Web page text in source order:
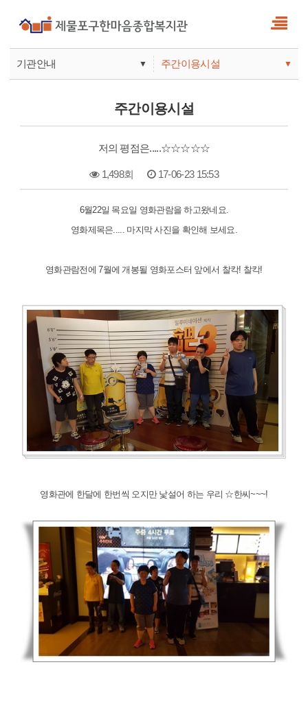
기관안내 ▼
기관안내
주간이용시설 ▼
주간보호
주간이용시설
저의 평점은.....☆☆☆☆☆
1,498회 17-06-23 15:53
6월22일 목요일 영화관람을 하고왔네요.
영화제목은..... 마지막 사진을 확인해 보세요.
영화관람전에 7월에 개봉될 영화포스터 앞에서 찰칵! 찰칵!
영화관에 한달에 한번씩 오지만 낯설어 하는 우리 ☆한씨~~~!